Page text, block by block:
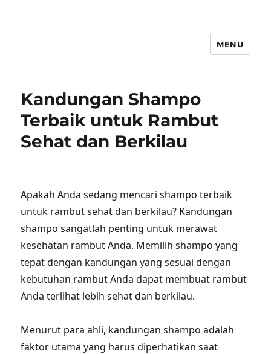
MENU
Kandungan Shampo
Terbaik untuk Rambut
Sehat dan Berkilau
Apakah Anda sedang mencari shampo terbaik
untuk rambut sehat dan berkilau? Kandungan
shampo sangatlah penting untuk merawat
kesehatan rambut Anda. Memilih shampo yang
tepat dengan kandungan yang sesuai dengan
kebutuhan rambut Anda dapat membuat rambut
Anda terlihat lebih sehat dan berkilau.
Menurut para ahli, kandungan shampo adalah
faktor utama yang harus diperhatikan saat